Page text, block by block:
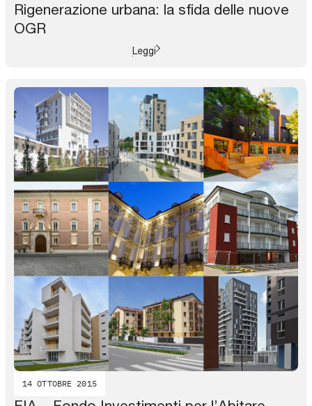
Rigenerazione urbana: la sfida delle nuove
OGR
Leggi
14 OTTOBRE 2015